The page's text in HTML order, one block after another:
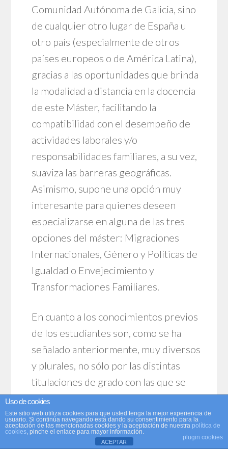
Comunidad Autónoma de Galicia, sino
de cualquier otro lugar de España u
otro país (especialmente de otros
países europeos o de América Latina),
gracias a las oportunidades que brinda
la modalidad a distancia en la docencia
de este Máster, facilitando la
compatibilidad con el desempeño de
actividades laborales y/o
responsabilidades familiares, a su vez,
suaviza las barreras geográficas.
Asimismo, supone una opción muy
interesante para quienes deseen
especializarse en alguna de las tres
opciones del máster: Migraciones
Internacionales, Género y Políticas de
Igualdad o Envejecimiento y
Transformaciones Familiares.
En cuanto a los conocimientos previos
de los estudiantes son, como se ha
señalado anteriormente, muy diversos
y plurales, no sólo por las distintas
titulaciones de grado con las que se
accede al MOPS, sino también por sus
distintos países de procedencia. Esto
supone un esfuerzo adicional, a la vez
Uso de cookies
Este sitio web utiliza cookies para que usted tenga la mejor experiencia de
usuario. Si continúa navegando está dando su consentimiento para la
aceptación de las mencionadas cookies y la aceptación de nuestra política de
cookies, pinche el enlace para mayor información.
plugin cookies
ACEPTAR